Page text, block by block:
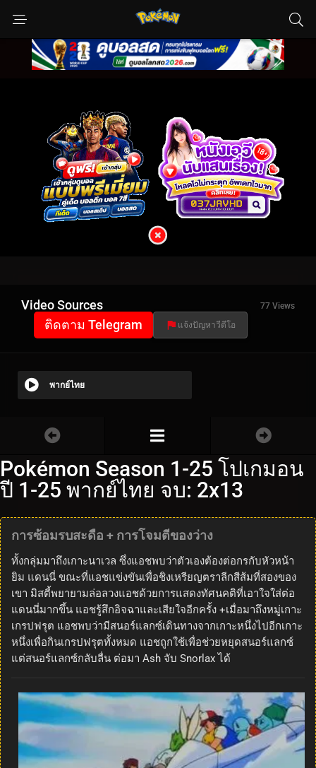
Video Sources 77 Views
ติดตาม Telegram แจ้งปัญหาวีดีโอ
พากย์ไทย
Pokémon Season 1-25 โปเกมอน
ปี 1-25 พากย์ไทย จบ: 2x13
การซ้อมรบสะดือ + การโจมตีของว่าง
ทั้งกลุ่มมาถึงเกาะนาเวล ซึ่งแอชพบว่าตัวเองต้องต่อกรกับหัวหน้า
ยิม แดนนี่ ขณะที่แอชแข่งขันเพื่อชิงเหรียญตราลีกสีส้มที่สองของ
เขา มิสตี้พยายามล่อลวงแอชด้วยการแสดงทัศนคติที่เอาใจใส่ต่อ
แดนนี่มากขึ้น แอชรู้สึกอิจฉาและเสียใจอีกครั้ง +เมื่อมาถึงหมู่เกาะ
เกรปฟรุต แอชพบว่ามีสนอร์แลกซ์เดินทางจากเกาะหนึ่งไปอีกเกาะ
หนึ่งเพื่อกินเกรปฟรุตทั้งหมด แอชถูกใช้เพื่อช่วยหยุดสนอร์แลกซ์
แต่สนอร์แลกซ์กลับลื่น ต่อมา Ash จับ Snorlax ได้